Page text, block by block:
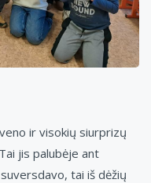
ir visokių siurprizų
jis palubėje ant
tai iš dėžių